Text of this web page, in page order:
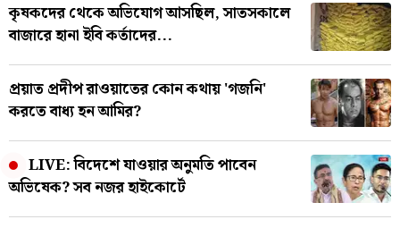
কৃষকদের থেকে অভিযোগ আসছিল, সাতসকালে
বাজারে হানা ইবি কর্তাদের...
প্রয়াত প্রদীপ রাওয়াতের কোন কথায় 'গজনি'
করতে বাধ্য হন আমির?
LIVE: বিদেশে যাওয়ার অনুমতি পাবেন
অভিষেক? সব নজর হাইকোর্টে